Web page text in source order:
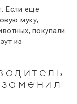
Если еще
муку,
покупали
из